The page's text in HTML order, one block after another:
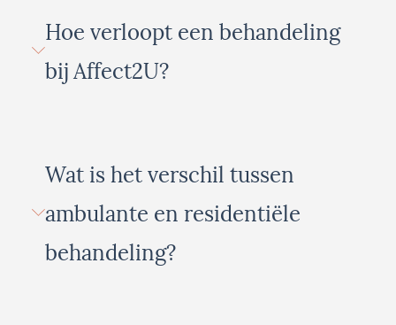
Hoe verloopt een behandeling
bij Affect2U?
Wat is het verschil tussen
ambulante en residentiële
behandeling?